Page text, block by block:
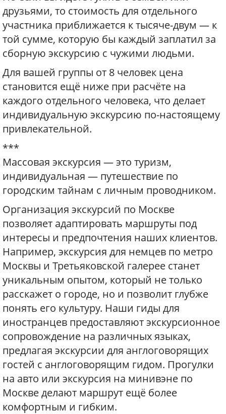
друзьями, то стоимость для отдельного
участника приближается к тысяче-двум — к
той сумме, которую бы каждый заплатил за
сборную экскурсию с чужими людьми.
Для вашей группы от 8 человек цена
становится ещё ниже при расчёте на
каждого отдельного человека, что делает
индивидуальную экскурсию по-настоящему
привлекательной.
***
Массовая экскурсия — это туризм,
индивидуальная — путешествие по
городским тайнам с личным проводником.
Организация экскурсий по Москве
позволяет адаптировать маршруты под
интересы и предпочтения наших клиентов.
Например, экскурсия для немцев по метро
Москвы и Третьяковской галерее станет
уникальным опытом, который не только
расскажет о городе, но и позволит глубже
понять его культуру. Наши гиды для
иностранцев предоставляют экскурсионное
сопровождение на различных языках,
предлагая экскурсии для англоговорящих
гостей с англоговорящим гидом. Прогулки
на авто или экскурсия на минивэне по
Москве делают маршрут ещё более
комфортным и гибким.